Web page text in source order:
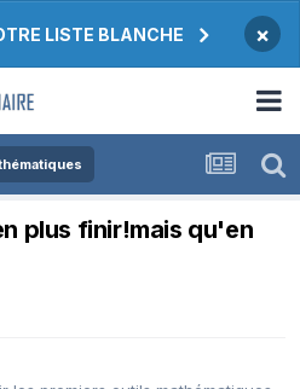
LISTE BLANCHE ×
plus finir!mais qu'en